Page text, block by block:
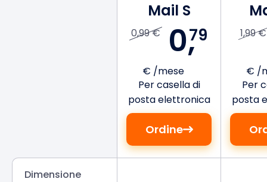
Mail S
0,99 € 0,79
€ /mese
Per casella di
posta elettronica
Ordine
1,99 €
€ /
Per
posta
Dimensione